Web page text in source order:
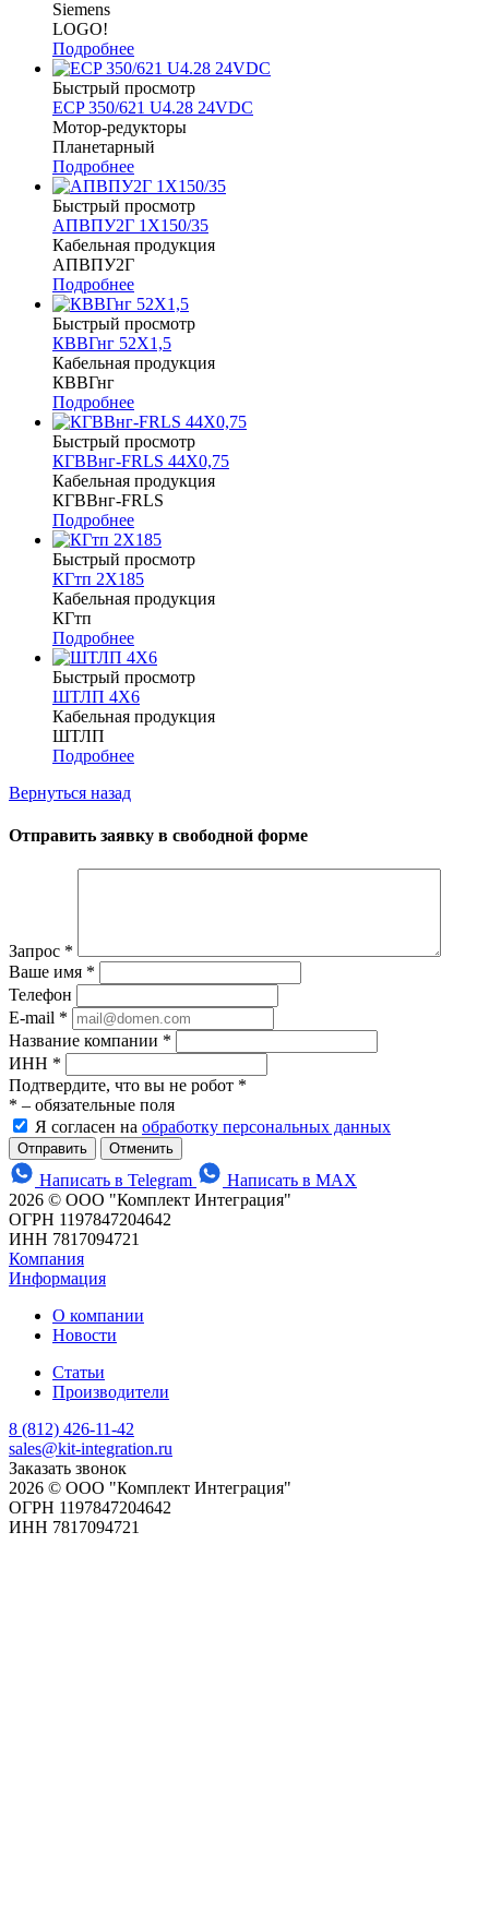
Siemens
LOGO!
Подробнее
Быстрый просмотр
ECP 350/621 U4.28 24VDC
Мотор-редукторы
Планетарный
Подробнее
Быстрый просмотр
АПВПУ2Г 1Х150/35
Кабельная продукция
АПВПУ2Г
Подробнее
Быстрый просмотр
КВВГнг 52Х1,5
Кабельная продукция
КВВГнг
Подробнее
Быстрый просмотр
КГВВнг-FRLS 44Х0,75
Кабельная продукция
КГВВнг-FRLS
Подробнее
Быстрый просмотр
КГтп 2Х185
Кабельная продукция
КГтп
Подробнее
Быстрый просмотр
ШТЛП 4Х6
Кабельная продукция
ШТЛП
Подробнее
Вернуться назад
Отправить заявку в свободной форме
Запрос *
Ваше имя *
Телефон
E-mail *
Название компании *
ИНН *
Подтвердите, что вы не робот *
* – обязательные поля
Я согласен на обработку персональных данных
Отменить
Написать в Telegram
Написать в MAX
2026 © ООО "Комплект Интеграция"
ОГРН 1197847204642
ИНН 7817094721
Компания
Информация
О компании
Новости
Статьи
Производители
8 (812) 426-11-42
sales@kit-integration.ru
Заказать звонок
2026 © ООО "Комплект Интеграция"
ОГРН 1197847204642
ИНН 7817094721